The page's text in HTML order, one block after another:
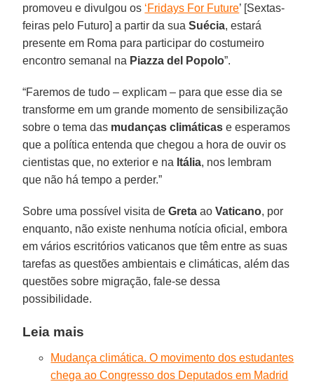
promoveu e divulgou os ‘Fridays For Future’ [Sextas-
feiras pelo Futuro] a partir da suaSuécia, estará
presente em Roma para participar do costumeiro
encontro semanal na Piazza del Popolo”.
“Faremos de tudo – explicam – para que esse dia se
transforme em um grande momento de sensibilização
sobre o tema das mudanças climáticas e esperamos
que a política entenda que chegou a hora de ouvir os
cientistas que, no exterior e na Itália, nos lembram
que não há tempo a perder.”
Sobre uma possível visita deGreta aoVaticano, por
enquanto, não existe nenhuma notícia oficial, embora
em vários escritórios vaticanos que têm entre as suas
tarefas as questões ambientais e climáticas, além das
questões sobre migração, fale-se dessa
possibilidade.
Leia mais
Mudança climática. O movimento dos estudantes
chega ao Congresso dos Deputados em Madrid